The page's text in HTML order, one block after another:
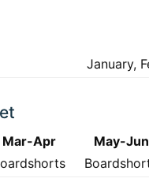
January,
Mar-Apr May-Jun